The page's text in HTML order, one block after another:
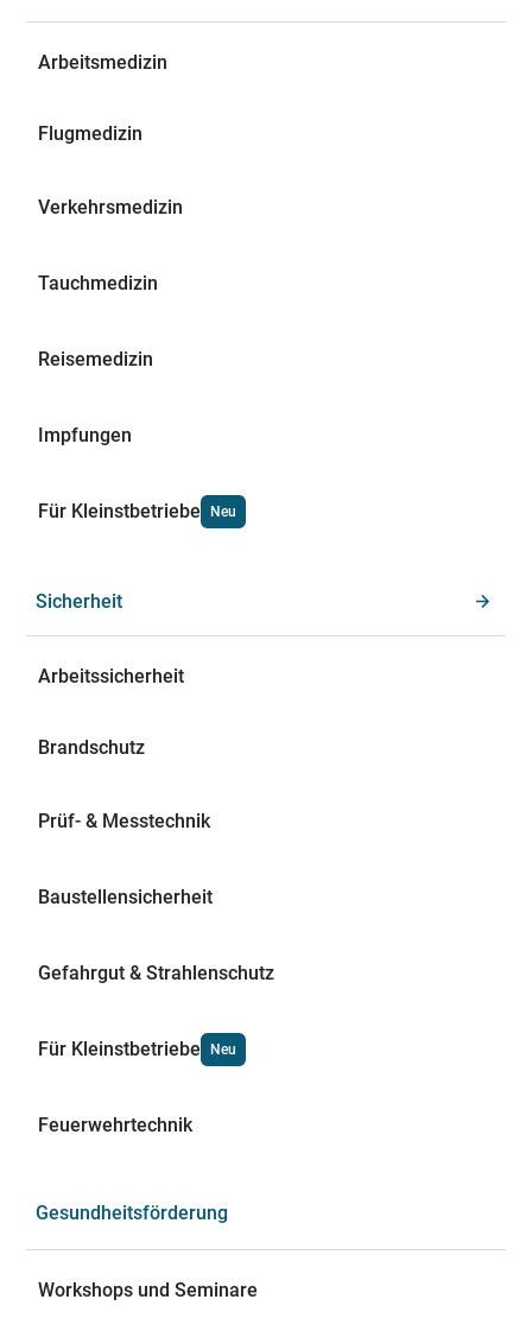
Arbeitsmedizin
Flugmedizin
Verkehrsmedizin
Tauchmedizin
Reisemedizin
Impfungen
Für Kleinstbetriebe Neu
Sicherheit
Arbeitssicherheit
Brandschutz
Prüf- & Messtechnik
Baustellensicherheit
Gefahrgut & Strahlenschutz
Für Kleinstbetriebe Neu
Feuerwehrtechnik
Gesundheitsförderung
Workshops und Seminare